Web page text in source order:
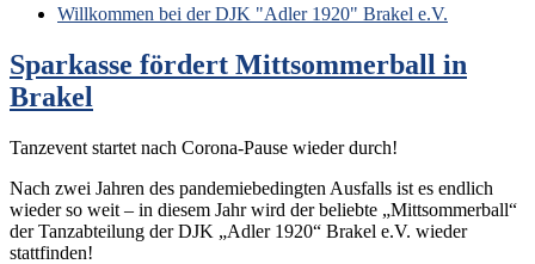
Willkommen bei der DJK "Adler 1920" Brakel e.V.
Sparkasse fördert Mittsommerball in
Brakel
Tanzevent startet nach Corona-Pause wieder durch!
Nach zwei Jahren des pandemiebedingten Ausfalls ist es endlich
wieder so weit – in diesem Jahr wird der beliebte „Mittsommerball“
der Tanzabteilung der DJK „Adler 1920“ Brakel e.V. wieder
stattfinden!